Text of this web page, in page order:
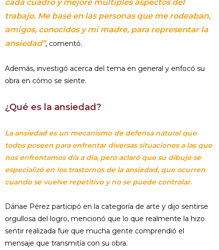
cada cuadro y mejoré múltiples aspectos del
trabajo. Me basé en las personas que me rodeaban,
amigos, conocidos y mi madre, para representar la
ansiedad”, comentó.
Además, investigó acerca del tema en general y enfocó su
obra en cómo se siente.
¿Qué es la ansiedad?
La ansiedad es un mecanismo de defensa natural que
todos poseen para enfrentar diversas situaciones a las que
nos enfrentamos día a día, pero aclaró que su dibujo se
especializó en los trastornos de la ansiedad, que ocurren
cuando se vuelve repetitivo y no se puede controlar.
Dánae Pérez participó en la categoría de arte y dijo sentirse
orgullosa del logro, mencionó que lo que realmente la hizo
sentir realizada fue que mucha gente comprendió el
mensaje que transmitía con su obra.